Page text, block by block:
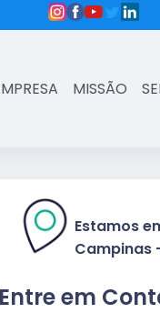
3431-7374
MISSÃO
Entre em
Estamos
Campinas